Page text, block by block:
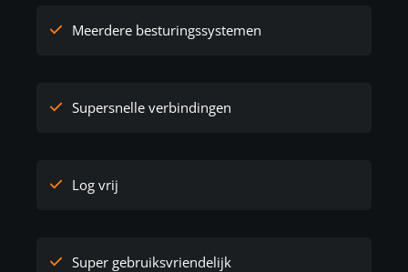
Meerdere besturingssystemen
Supersnelle verbindingen
Log vrij
Super gebruiksvriendelijk